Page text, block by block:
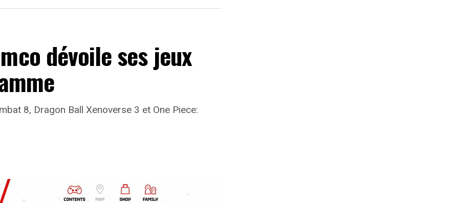
dévoile ses jeux
8, Dragon Ball Xenoverse 3 et One Piece: